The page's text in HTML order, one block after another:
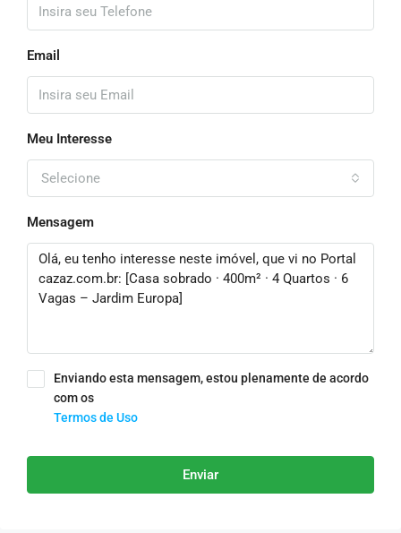
Email
Meu Interesse
Selecione
Mensagem
Enviando esta mensagem, estou plenamente de acordo
com os
Termos de Uso
Enviar